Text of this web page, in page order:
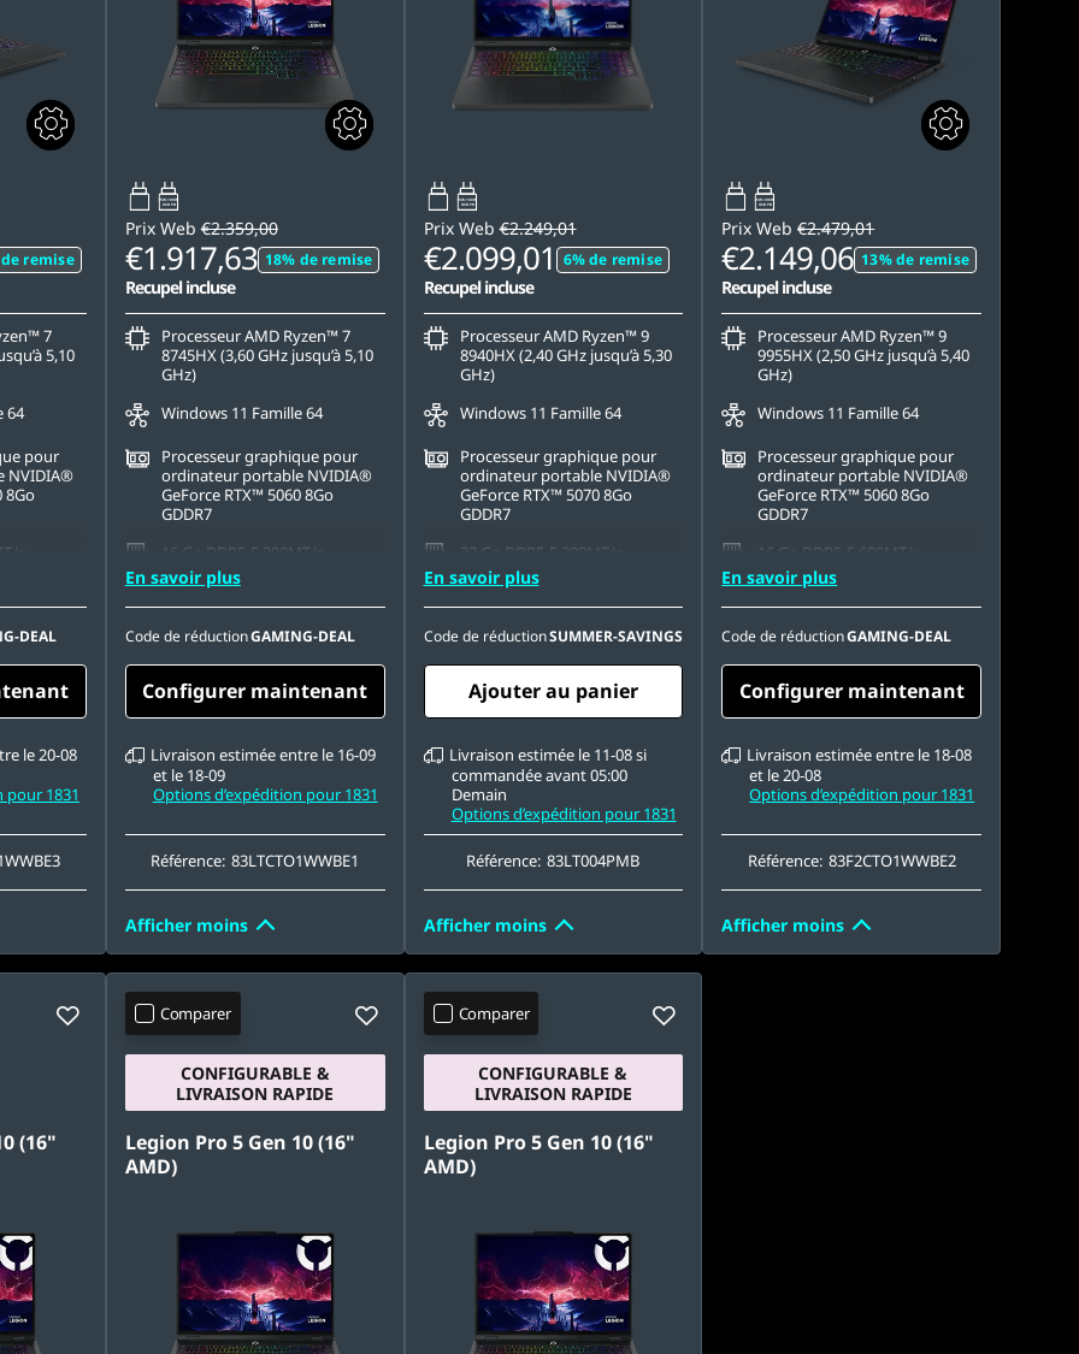
de remise
7
5,10
64
pour
NVIDIA®
8Go
s
Gen4
1 600),
non
Black,
165 Hz,
DEAL
le 20-08
pour 1831
65W-100W
USB PD
Prix Web €2.359,00
€1.917,63 18% de remise
Recupel incluse
Processeur AMD Ryzen™ 7
8745HX (3,60 GHz jusqu’à 5,10
GHz)
Windows 11 Famille 64
Processeur graphique pour
ordinateur portable NVIDIA®
GeForce RTX™ 5060 8Go
GDDR7
16 Go DDR5-5 200MT/s
(SODIMM)
1 To SSD M.2 2242 PCIe Gen4
TLC
16" WQXGA (2 560 x 1 600),
OLED, réfléchissant, non
tactile, HDR 1 000 True Black,
100 % DCI-P3, 500 nits, 165 Hz,
faible lumière bleue
En savoir plus
Code de réductionGAMING-DEAL
Configurer maintenant
Livraison estimée entre le 16-09
et le 18-09
Options d’expédition pour 1831
Référence: 83LTCTO1WWBE1
Afficher moins
65W-100W
USB PD
Prix Web €2.249,01
€2.099,01 6% de remise
Recupel incluse
Processeur AMD Ryzen™ 9
8940HX (2,40 GHz jusqu’à 5,30
GHz)
Windows 11 Famille 64
Processeur graphique pour
ordinateur portable NVIDIA®
GeForce RTX™ 5070 8Go
GDDR7
32 Go DDR5-5 200MT/s
(SODIMM)(2 x 16 Go)
1 To SSD M.2 2242 PCIe Gen4
TLC
16" WQXGA (2 560 x 1 600), IPS,
anti-éblouissement, non
tactile, HDR 400, 100 % DCI-P3,
500 nits, 240 Hz, faible lumière
bleue
En savoir plus
Code de réductionSUMMER-SAVINGS
Ajouter au panier
Livraison estimée le 11-08 si
commandée avant 05:00
Demain
Options d’expédition pour 1831
Référence: 83LT004PMB
Afficher moins
65W-100W
USB PD
Prix Web €2.479,01
€2.149,06 13% de remise
Recupel incluse
Processeur AMD Ryzen™ 9
9955HX (2,50 GHz jusqu’à 5,40
GHz)
Windows 11 Famille 64
Processeur graphique pour
ordinateur portable NVIDIA®
GeForce RTX™ 5060 8Go
GDDR7
16 Go DDR5-5 600MT/s
(SODIMM)
512 Go SSD M.2 2242 PCIe
Gen4 TLC
16" WQXGA (2 560 x 1 600),
OLED, réfléchissant, non
tactile, HDR 1 000 True Black,
100 % DCI-P3, 500 nits, 165 Hz,
faible lumière bleue
En savoir plus
Code de réductionGAMING-DEAL
Configurer maintenant
Livraison estimée entre le 18-08
et le 20-08
Options d’expédition pour 1831
Référence: 83F2CTO1WWBE2
Afficher moins
(16"
Comparer
CONFIGURABLE &
LIVRAISON RAPIDE
Legion Pro 5 Gen 10 (16"
AMD)
Comparer
CONFIGURABLE &
LIVRAISON RAPIDE
Legion Pro 5 Gen 10 (16"
AMD)